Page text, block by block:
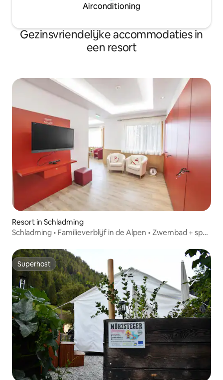
Airconditioning
Gezinsvriendelijke accommodaties in
een resort
Resort in Schladming
Schladming • Familieverblijf in de Alpen • Zwembad + spa •
Superhost
Superhost